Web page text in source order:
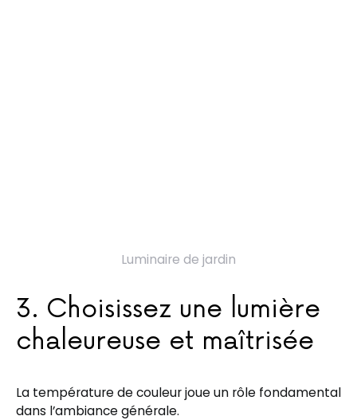
Luminaire de jardin
3. Choisissez une lumière
chaleureuse et maîtrisée
La température de couleur joue un rôle fondamental
dans l’ambiance générale.